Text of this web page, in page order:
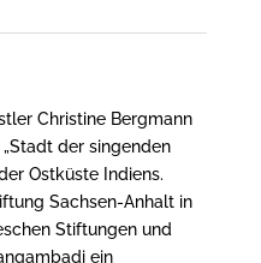
Christine Bergmann
der singenden
Ostküste Indiens.
Sachsen-Anhalt in
Stiftungen und
ein